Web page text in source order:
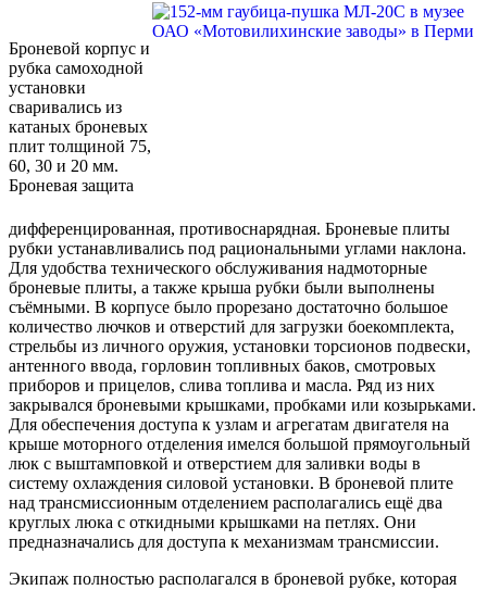
Броневой корпус и
рубка самоходной
установки
сваривались из
катаных броневых
плит толщиной 75,
60, 30 и 20 мм.
Броневая защита
дифференцированная, противоснарядная. Броневые плиты
рубки устанавливались под рациональными углами наклона.
Для удобства технического обслуживания надмоторные
броневые плиты, а также крыша рубки были выполнены
съёмными. В корпусе было прорезано достаточно большое
количество лючков и отверстий для загрузки боекомплекта,
стрельбы из личного оружия, установки торсионов подвески,
антенного ввода, горловин топливных баков, смотровых
приборов и прицелов, слива топлива и масла. Ряд из них
закрывался броневыми крышками, пробками или козырьками.
Для обеспечения доступа к узлам и агрегатам двигателя на
крыше моторного отделения имелся большой прямоугольный
люк с выштамповкой и отверстием для заливки воды в
систему охлаждения силовой установки. В броневой плите
над трансмиссионным отделением располагались ещё два
круглых люка с откидными крышками на петлях. Они
предназначались для доступа к механизмам трансмиссии.
Экипаж полностью располагался в броневой рубке, которая